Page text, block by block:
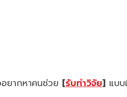
ยากหาคนช่วย [รับทำวิจัย] แบ